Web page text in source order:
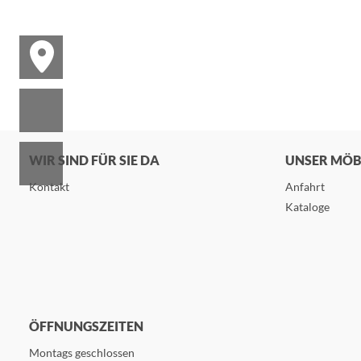
WIR SIND FÜR SIE DA
Kontakt
UNSER
Anfahrt
Kataloge
ÖFFNUNGSZEITEN
Montags geschlossen